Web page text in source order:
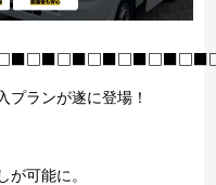
プランが遂に登場！
が可能に。